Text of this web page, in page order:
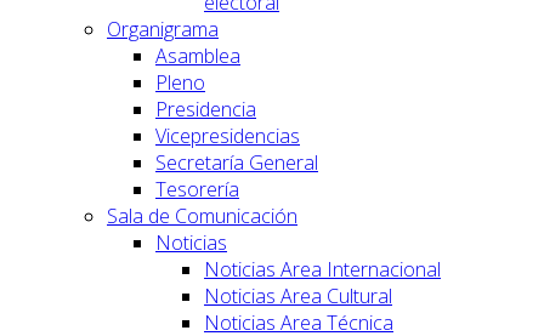
Organigrama
Asamblea
Pleno
Presidencia
Vicepresidencias
Secretaría General
Tesorería
Sala de Comunicación
Noticias
Noticias Area Internacional
Noticias Area Cultural
Noticias Area Técnica